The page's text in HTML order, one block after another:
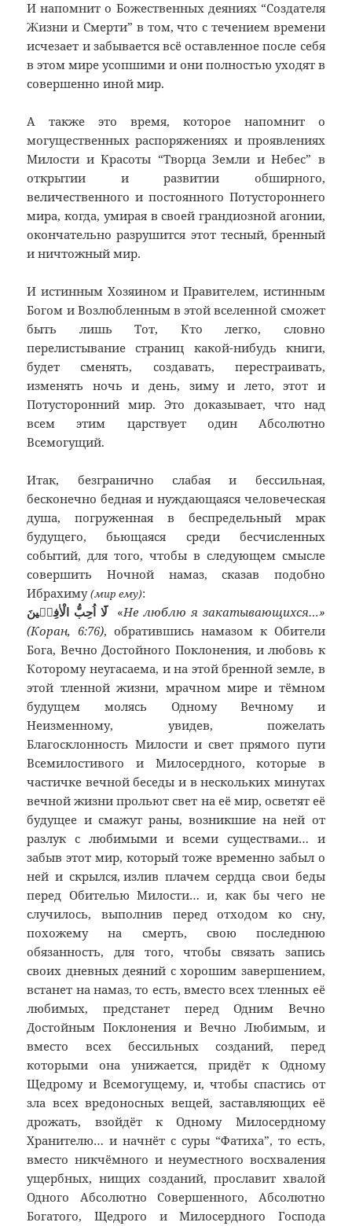
И напомнит о Божественных деяниях “Создателя
Жизни и Смерти” в том, что с течением времени
исчезает и забывается всё оставленное после себя
в этом мире усопшими и они полностью уходят в
совершенно иной мир.
А также это время, которое напомнит о
могущественных распоряжениях и проявлениях
Милости и Красоты “Творца Земли и Небес” в
открытии и развитии обширного,
величественного и постоянного Потустороннего
мира, когда, умирая в своей грандиозной агонии,
окончательно разрушится этот тесный, бренный
и ничтожный мир.
И истинным Хозяином и Правителем, истинным
Богом и Возлюбленным в этой вселенной сможет
быть лишь Тот, Кто легко, словно
перелистывание страниц какой-нибудь книги,
будет сменять, создавать, перестраивать,
изменять ночь и день, зиму и лето, этот и
Потусторонний мир. Это доказывает, что над
всем этим царствует один Абсолютно
Всемогущий.
Итак, безгранично слабая и бессильная,
бесконечно бедная и нуждающаяся человеческая
душа, погруженная в беспредельный мрак
будущего, бьющаяся среди бесчисленных
событий, для того, чтобы в следующем смысле
совершить Ночной намаз, сказав подобно
Ибрахиму(мир ему):
لَٓا اُحِبُّ الْاٰفِلٖينَ«Не люблю я закатывающихся…»
(Коран, 6:76), обратившись намазом к Обители
Бога, Вечно Достойного Поклонения, и любовь к
Которому неугасаема, и на этой бренной земле, в
этой тленной жизни, мрачном мире и тёмном
будущем молясь Одному Вечному и
Неизменному, увидев, пожелать
Благосклонность Милости и свет прямого пути
Всемилостивого и Милосердного, которые в
частичке вечной беседы и в нескольких минутах
вечной жизни прольют свет на её мир, осветят её
будущее и смажут раны, возникшие на ней от
разлук с любимыми и всеми существами… и
забыв этот мир, который тоже временно забыл о
ней и скрылся, излив плачем сердца свои беды
перед Обителью Милости… и, как бы чего не
случилось, выполнив перед отходом ко сну,
похожему на смерть, свою последнюю
обязанность, для того, чтобы связать запись
своих дневных деяний с хорошим завершением,
встанет на намаз, то есть, вместо всех тленных её
любимых, предстанет перед Одним Вечно
Достойным Поклонения и Вечно Любимым, и
вместо всех бессильных созданий, перед
которыми она унижается, придёт к Одному
Щедрому и Всемогущему, и, чтобы спастись от
зла всех вредоносных вещей, заставляющих её
дрожать, взойдёт к Одному Милосердному
Хранителю… и начнёт с суры “Фатиха”, то есть,
вместо никчёмного и неуместного восхваления
ущербных, нищих созданий, прославит хвалой
Одного Абсолютно Совершенного, Абсолютно
Богатого, Щедрого и Милосердного Господа